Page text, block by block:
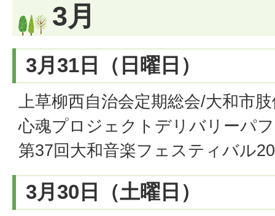
3月
3月31日（日曜日）
上草柳西自治会定期総会/大和市
心魂プロジェクトデリバリーパ
第37回大和音楽フェスティバル
3月30日（土曜日）